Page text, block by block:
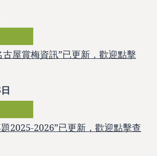
屋賞梅資訊”已更新，歡迎點擊
2025-2026”已更新，歡迎點擊查